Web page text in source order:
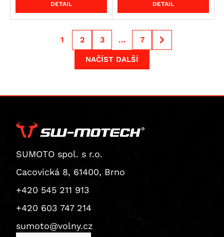
Superbike 1199 Panigale / S
Superbike 1199 Panigale S
Diavel
Monster 1200 / S
Multistrada 1200
Diavel 1260
Diavel 1260 S
Multistrada 1260 / S / S D|Air / Pikes Peak
Multistrada 1260 Pikes Peak
Multistrada 1260 S
Multistrada 1260 S D/Air
DETAIL DETAIL
NAČÍST DALŠÍ
1 2 3 ... 7
SUMOTO spol. s r.o.
Cacovická 8, 61400, Brno
+420 545 211 913
+420 603 747 214
sumoto@volny.cz